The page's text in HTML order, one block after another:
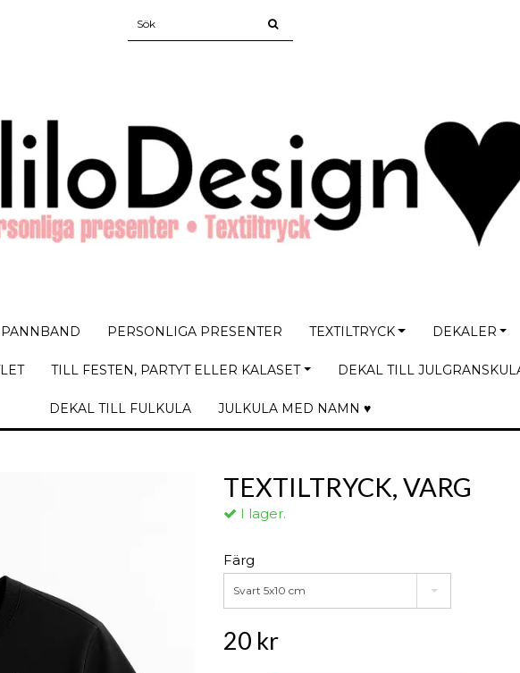
PERSONLIGA PRESENTER TEXTILTRYCK DEKALER
TILL FESTEN, PARTYT ELLER KALASET DEKAL TILL
DEKAL TILL FULKULA JULKULA MED NAMN ♥
TEXTILTRYCK, VARG
I lager.
Färg
Svart 5x10 cm
20 kr